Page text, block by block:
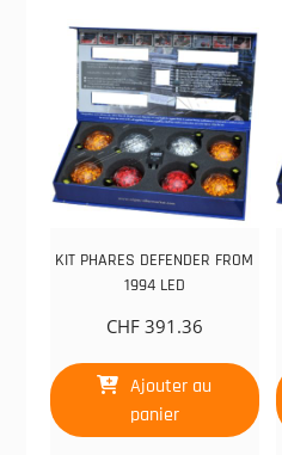
KIT PHARES DEFENDER FROM
1994 LED
CHF391.36
Ajouter au
panier